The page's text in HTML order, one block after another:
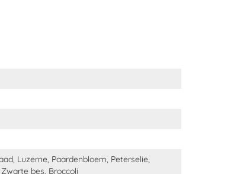
Luzerne, Paardenbloem, Peterselie,
bes, Broccoli